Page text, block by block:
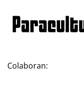
Colaboran: